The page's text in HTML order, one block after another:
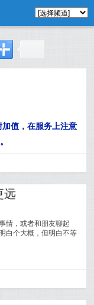
值，在服务上注意
远
情，或者和朋友聊起
白个大概，但明白不等